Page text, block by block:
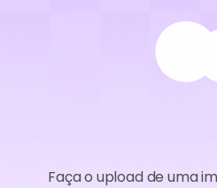
Faça o upload de uma